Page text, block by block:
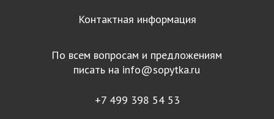
Контактная информация
По всем вопросам и предложениям
писать на info@sopytka.ru
+7 499 398 54 53